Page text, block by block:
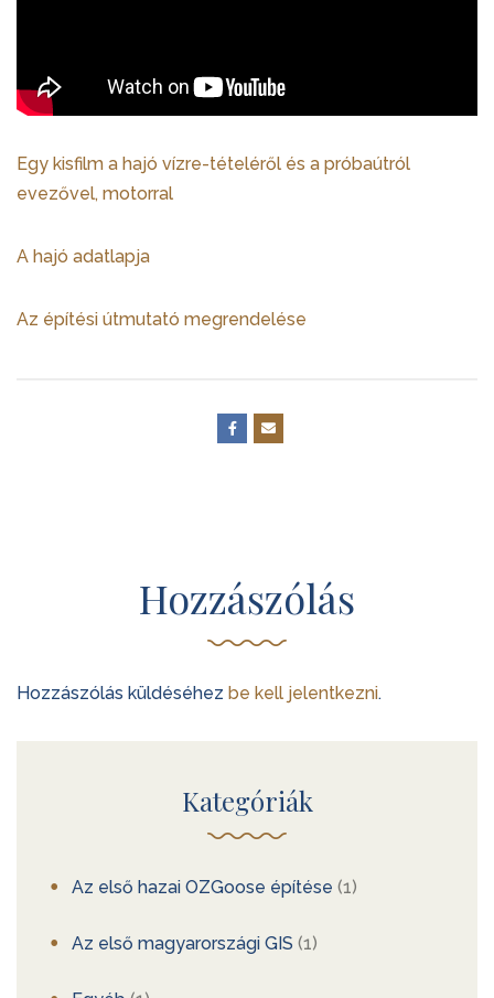
Egy kisfilm a hajó vízre-tételéről és a próbaútról
evezővel, motorral
A hajó adatlapja
Az építési útmutató megrendelése
Hozzászólás
Hozzászólás küldéséhez be kell jelentkezni.
Kategóriák
Az első hazai OZGoose építése (1)
Az első magyarországi GIS (1)